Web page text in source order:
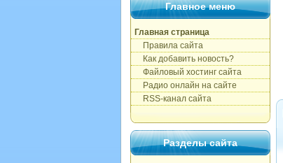
Главное меню
Главная страница
Правила сайта
Как добавить новость?
Файловый хостинг сайта
Радио онлайн на сайте
RSS-канал сайта
Разделы сайта